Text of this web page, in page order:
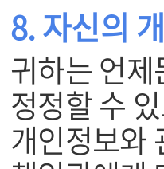
8. 자신의
귀하는 언
정정할 수
개인정보와